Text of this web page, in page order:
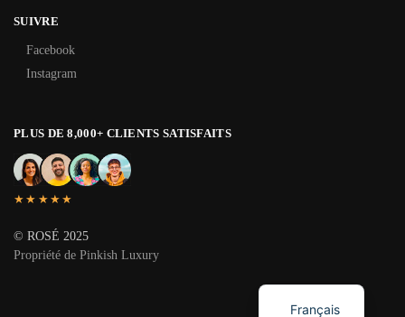
SUIVRE
Facebook
Instagram
PLUS DE 8,000+ CLIENTS SATISFAITS
★★★★★
© ROSÉ 2025
Propriété de Pinkish Luxury
Français